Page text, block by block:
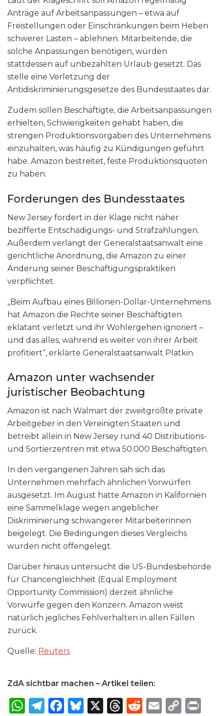
Anträge auf Arbeitsanpassungen – etwa auf
Freistellungen oder Einschränkungen beim Heben
schwerer Lasten – ablehnen. Mitarbeitende, die
solche Anpassungen benötigen, würden
stattdessen auf unbezahlten Urlaub gesetzt. Das
stelle eine Verletzung der
Antidiskriminierungsgesetze des Bundesstaates dar.
Zudem sollen Beschäftigte, die Arbeitsanpassungen
erhielten, Schwierigkeiten gehabt haben, die
strengen Produktionsvorgaben des Unternehmens
einzuhalten, was häufig zu Kündigungen geführt
habe. Amazon bestreitet, feste Produktionsquoten
zu haben.
Forderungen des Bundesstaates
New Jersey fordert in der Klage nicht näher
bezifferte Entschädigungs- und Strafzahlungen.
Außerdem verlangt der Generalstaatsanwalt eine
gerichtliche Anordnung, die Amazon zu einer
Änderung seiner Beschäftigungspraktiken
verpflichtet.
„Beim Aufbau eines Billionen-Dollar-Unternehmens
hat Amazon die Rechte seiner Beschäftigten
eklatant verletzt und ihr Wohlergehen ignoriert –
und das alles, während es weiter von ihrer Arbeit
profitiert“, erklärte Generalstaatsanwalt Platkin.
Amazon unter wachsender
juristischer Beobachtung
Amazon ist nach Walmart der zweitgrößte private
Arbeitgeber in den Vereinigten Staaten und
betreibt allein in New Jersey rund 40 Distributions-
und Sortierzentren mit etwa 50.000 Beschäftigten.
In den vergangenen Jahren sah sich das
Unternehmen mehrfach ähnlichen Vorwürfen
ausgesetzt. Im August hatte Amazon in Kalifornien
eine Sammelklage wegen angeblicher
Diskriminierung schwangerer Mitarbeiterinnen
beigelegt. Die Bedingungen dieses Vergleichs
wurden nicht offengelegt.
Darüber hinaus untersucht die US-Bundesbehörde
für Chancengleichheit (Equal Employment
Opportunity Commission) derzeit ähnliche
Vorwürfe gegen den Konzern. Amazon weist
natürlich jegliches Fehlverhalten in allen Fällen
zurück.
Quelle: Reuters
ZdA sichtbar machen – Artikel teilen:
W T
F
B X
T
R
E
C